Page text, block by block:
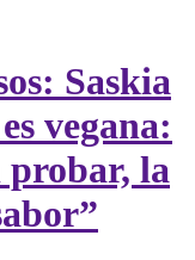
Saskia
vegana:
probar, la